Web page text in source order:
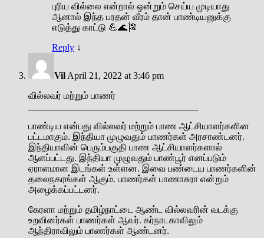
புரிய வில்லை என்றால் ஒன்றும் செய்ய முடியாது
ஆனால் இந்த பரதன் வீரம் தான் பாண்டியனுக்கு
எடுத்து காட்டு 💪🌊🎏
Reply ↓
Vil April 21, 2022 at 3:46 pm
வில்லவர் மற்றும் பாணர்
பாண்டிய என்பது வில்லவர் மற்றும் பாண ஆட்சியாளர்களின
பட்டமாகும். இந்தியா முழுவதும் பாணர்கள் அரசாண்டனர்.
இந்தியாவின் பெரும்பகுதி பாண ஆட்சியாளர்களால்
ஆளப்பட்டது. இந்தியா முழுவதும் பாண்பூர் எனப்படும்
ஏராளமான இடங்கள் உள்ளன. இவை பண்டைய பாணர்களின்
தலைநகரங்கள் ஆகும். பாணர்கள் பாணாசுரா என்றும்
அழைக்கப்பட்டனர்.
கேரளா மற்றும் தமிழ்நாட்டை ஆண்ட வில்லவரின் வடக்கு
உறவினர்கள் பாணர்கள் ஆவர். கர்நாடகாவிலும்
ஆந்திராவிலும் பாணர்கள் ஆண்டனர்.